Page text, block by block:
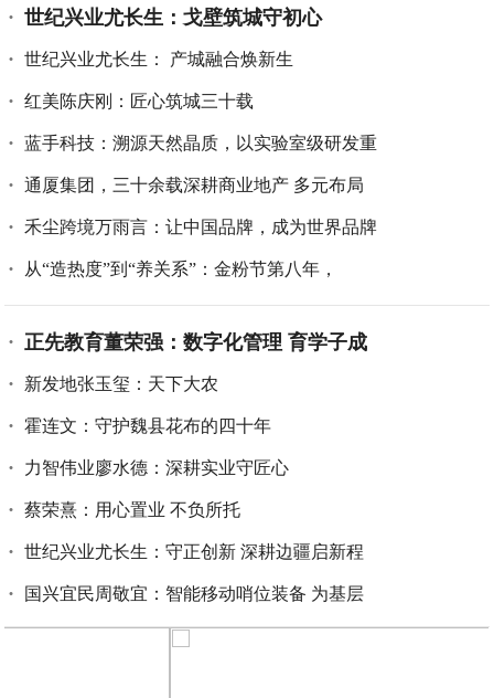
世纪兴业尤长生：戈壁筑城守初心
世纪兴业尤长生： 产城融合焕新生
红美陈庆刚：匠心筑城三十载
蓝手科技：溯源天然晶质，以实验室级研发重
通厦集团，三十余载深耕商业地产 多元布局
禾尘跨境万雨言：让中国品牌，成为世界品牌
从“造热度”到“养关系”：金粉节第八年，
正先教育董荣强：数字化管理 育学子成
新发地张玉玺：天下大农
霍连文：守护魏县花布的四十年
力智伟业廖水德：深耕实业守匠心
蔡荣熹：用心置业 不负所托
世纪兴业尤长生：守正创新 深耕边疆启新程
国兴宜民周敬宜：智能移动哨位装备 为基层